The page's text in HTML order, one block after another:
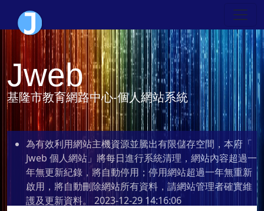
Jweb
基隆市教育網路中心-個人網站系統
為有效利用網站主機資源並騰出有限儲存空間，本府「
Jweb 個人網站」將每日進行系統清理，網站內容超過一
年無更新紀錄，將自動停用；停用網站超過一年無重新
啟用，將自動刪除網站所有資料，請網站管理者確實維
護及更新資料。 2023-12-29 14:16:06